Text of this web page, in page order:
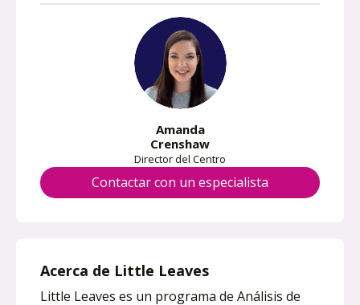
n
a
n
e
w
t
a
b
Amanda
Crenshaw
Director del Centro
Contactar con un especialista
Acerca de Little Leaves
Little Leaves es un programa de Análisis de